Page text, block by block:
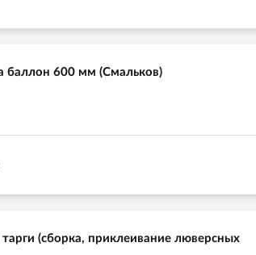
баллон 600 мм (Смальков)
тарги (сборка, приклеивание люверсных